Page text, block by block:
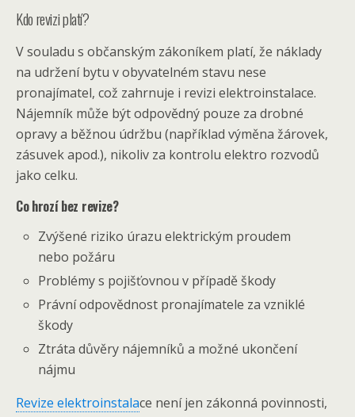
Kdo revizi platí?
V souladu s občanským zákoníkem platí, že náklady
na udržení bytu v obyvatelném stavu nese
pronajímatel, což zahrnuje i revizi elektroinstalace.
Nájemník může být odpovědný pouze za drobné
opravy a běžnou údržbu (například výměna žárovek,
zásuvek apod.), nikoliv za kontrolu elektro rozvodů
jako celku.
Co hrozí bez revize?
Zvýšené riziko úrazu elektrickým proudem
nebo požáru
Problémy s pojišťovnou v případě škody
Právní odpovědnost pronajímatele za vzniklé
škody
Ztráta důvěry nájemníků a možné ukončení
nájmu
Revize elektroinstalace není jen zákonná povinnosti,